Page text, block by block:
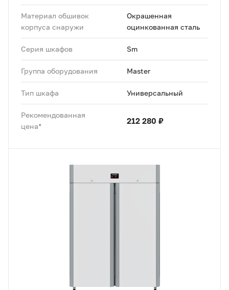
Материал обшивок
корпуса снаружи
Окрашенная
оцинкованная сталь
Серия шкафов Sm
Группа оборудования Master
Тип шкафа Универсальный
Рекомендованная
цена*
212 280 ₽